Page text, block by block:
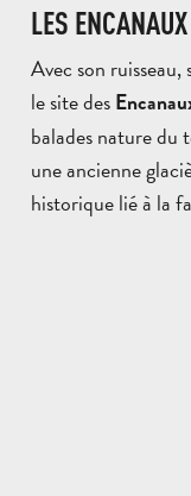
LES ENCANAUX
Avec son ruisseau,
le site des
balades nature du
une ancienne
historique lié à la